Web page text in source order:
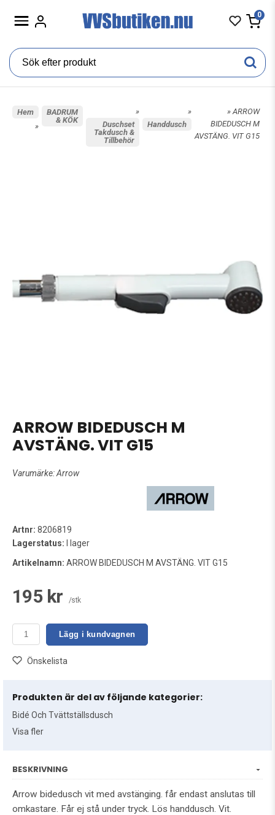
0
Hem
»
BADRUM
& KÖK
»
Duschset
Takdusch &
Tillbehör
»
Handdusch
» ARROW
BIDEDUSCH M
AVSTÄNG. VIT G15
ARROW BIDEDUSCH M
AVSTÄNG. VIT G15
Varumärke:Arrow
Artnr: 8206819
Lagerstatus: I lager
Artikelnamn: ARROW BIDEDUSCH M AVSTÄNG. VIT G15
195 kr /stk
Lägg i kundvagnen
Önskelista
Produkten är del av följande kategorier:
Bidé Och Tvättställsdusch
Visa fler
BESKRIVNING
Arrow bidedusch vit med avstänging. får endast anslutas till
omkastare. Får ej stå under tryck. Lös handdusch. Vit.